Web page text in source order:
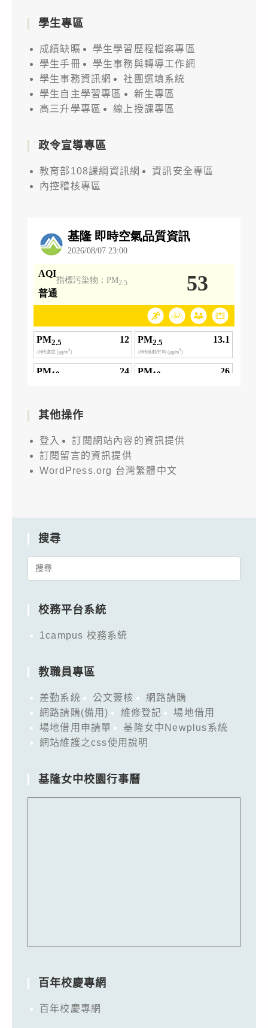
學生專區
成績缺曠
學生學習歷程檔案專區
學生手冊
學生事務與轉導工作網
學生事務資訊網
社團選填系統
學生自主學習專區
新生專區
高三升學專區
線上授課專區
政令宣導專區
教育部108課綱資訊網
資訊安全專區
內控稽核專區
其他操作
登入
訂閱網站內容的資訊提供
訂閱留言的資訊提供
WordPress.org 台灣繁體中文
搜尋
Search
校務平台系統
1campus 校務系統
教職員專區
差勤系統 公文簽核
網路請購
網路請購(備用)
維修登記
場地借用
場地借用申請單
基隆女中Newplus系統
網站維護之css使用說明
基隆女中校園行事曆
百年校慶專網
百年校慶專網